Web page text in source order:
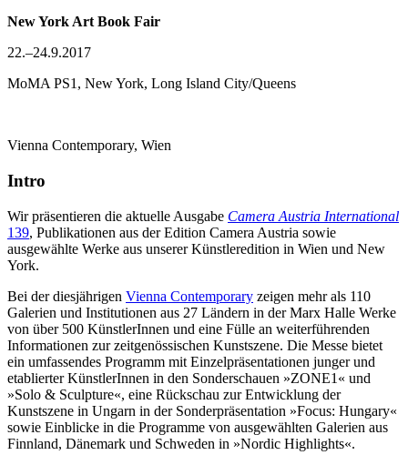
New York Art Book Fair
22.–24.9.2017
MoMA PS1, New York, Long Island City/Queens
Vienna Contemporary, Wien
Intro
Wir präsentieren die aktuelle Ausgabe Camera Austria International
139, Publikationen aus der Edition Camera Austria sowie
ausgewählte Werke aus unserer Künstleredition in Wien und New
York.
Bei der diesjährigen Vienna Contemporary zeigen mehr als 110
Galerien und Institutionen aus 27 Ländern in der Marx Halle Werke
von über 500 KünstlerInnen und eine Fülle an weiterführenden
Informationen zur zeitgenössischen Kunstszene. Die Messe bietet
ein umfassendes Programm mit Einzelpräsentationen junger und
etablierter KünstlerInnen in den Sonderschauen »ZONE1« und
»Solo & Sculpture«, eine Rückschau zur Entwicklung der
Kunstszene in Ungarn in der Sonderpräsentation »Focus: Hungary«
sowie Einblicke in die Programme von ausgewählten Galerien aus
Finnland, Dänemark und Schweden in »Nordic Highlights«.